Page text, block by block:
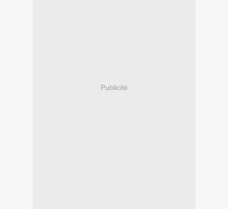
Publicité